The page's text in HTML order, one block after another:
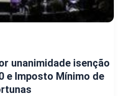
unanimidade isenção
e Imposto Mínimo de